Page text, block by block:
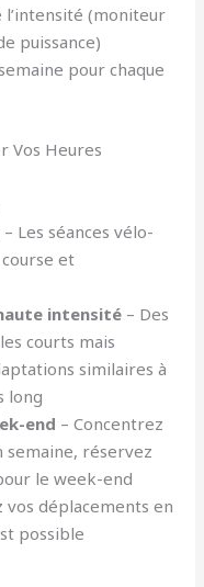
(moniteur
puissance)
pour chaque
Vos Heures
– Les séances vélo-
et
intensité – Des
courts mais
similaires à
long
end – Concentrez
semaine, réservez
le week-end
vos déplacements en
possible